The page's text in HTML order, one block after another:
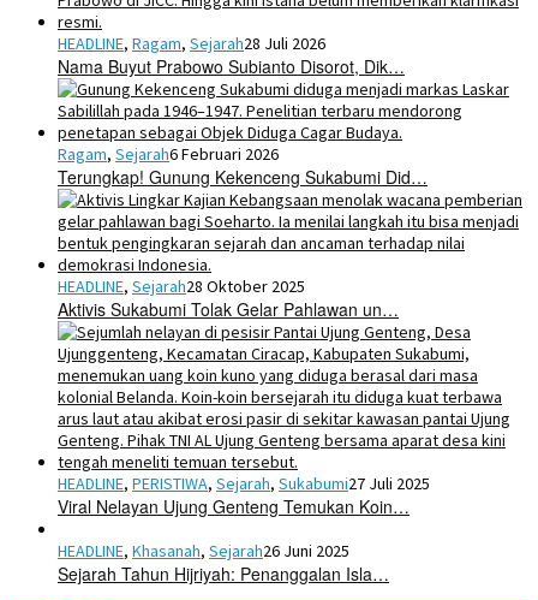
HEADLINE, Ragam, Sejarah28 Juli 2026
Nama Buyut Prabowo Subianto Disorot, Dik…
Ragam, Sejarah6 Februari 2026
Terungkap! Gunung Kekenceng Sukabumi Did…
HEADLINE, Sejarah28 Oktober 2025
Aktivis Sukabumi Tolak Gelar Pahlawan un…
HEADLINE, PERISTIWA, Sejarah, Sukabumi27 Juli 2025
Viral Nelayan Ujung Genteng Temukan Koin…
HEADLINE, Khasanah, Sejarah26 Juni 2025
Sejarah Tahun Hijriyah: Penanggalan Isla…